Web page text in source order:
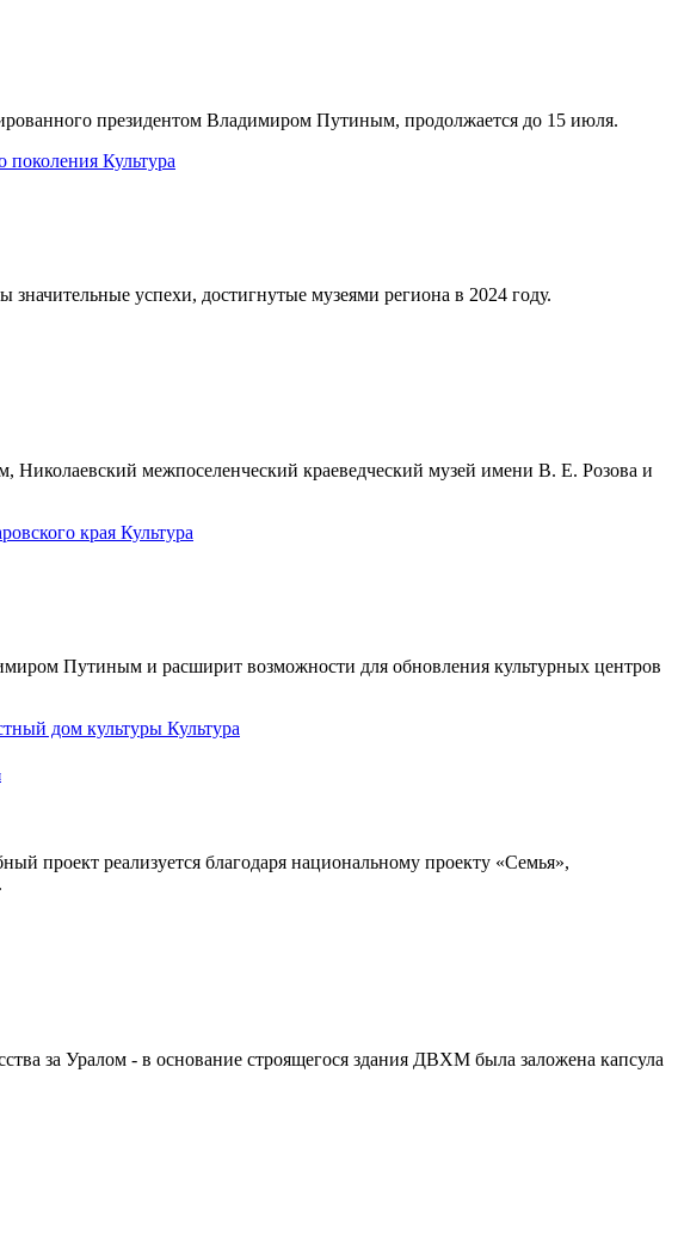
президентом Владимиром Путиным, продолжается до 15 июля.
Культура
успехи, достигнутые музеями региона в 2024 году.
межпоселенческий краеведческий музей имени В. Е. Розова и
Культура
Путиным и расширит возможности для обновления культурных центров
Культура
проект реализуется благодаря национальному проекту «Семья»,
за Уралом - в основание строящегося здания ДВХМ была заложена капсула